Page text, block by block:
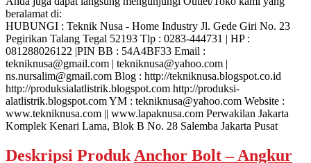
beralamat di:
HUBUNGI : Teknik Nusa - Home Industry Jl. Gede Giri No. 23
Pegirikan Talang Tegal 52193 Tlp : 0283-444731 | HP :
081288026122 |PIN BB : 54A4BF33 Email :
tekniknusa@gmail.com | tekniknusa@yahoo.com |
ns.nursalim@gmail.com Blog : http://tekniknusa.blogspot.co.id
http://produksialatlistrik.blogspot.com http://produksi-
alatlistrik.blogspot.com YM : tekniknusa@yahoo.com Website :
www.tekniknusa.com || www.lapaknusa.com Perwakilan Jakarta
Komplek Kenari Lama, Blok B No. 28 Salemba Jakarta Pusat
Deskripsi Produk Anchor Bolt – Angkur